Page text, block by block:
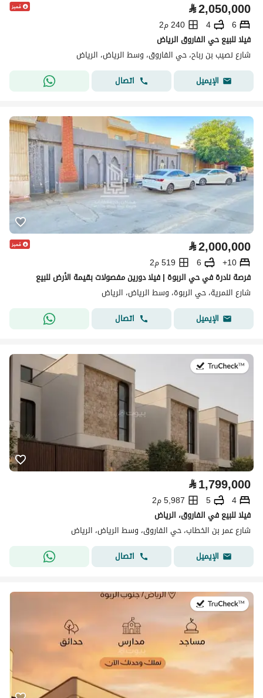
⃁2,050,000
6
4
240 م2
فيلا للبيع حي الفاروق الرياض
شارع نصيب بن رباح، حي الفاروق، وسط الرياض، الرياض
الإيميل
اتصال
⃁2,000,000
10+
6
519 م2
فرصة نادرة في حي الربوة | فيلا دورين مفصولات بقيمة الأرض للبيع
شارع النمرية، حي الربوة، وسط الرياض، الرياض
الإيميل
اتصال
⃁1,799,000
4
5
5,987 م2
فيلا للبيع في الفاروق، الرياض
شارع عمر بن الخطاب، حي الفاروق، وسط الرياض، الرياض
الإيميل
اتصال
في:20 يوليو 2026